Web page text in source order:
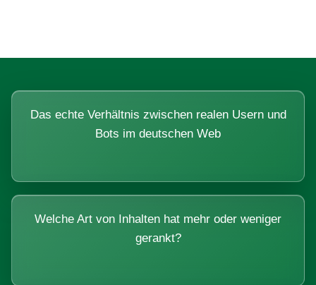
Das echte Verhältnis zwischen realen Usern und
Bots im deutschen Web
Welche Art von Inhalten hat mehr oder weniger
gerankt?